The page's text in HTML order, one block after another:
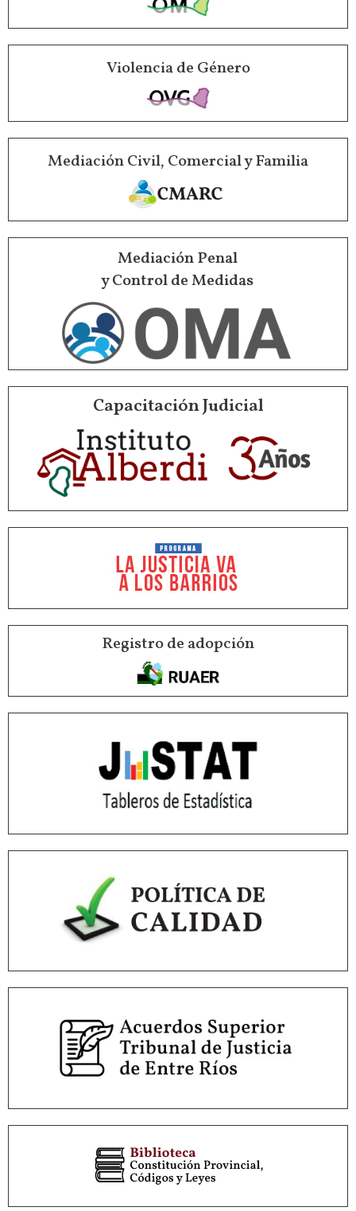
Violencia de Género
Mediación Civil, Comercial y Familia
Mediación Penal
y Control de Medidas
Capacitación Judicial
Registro de adopción